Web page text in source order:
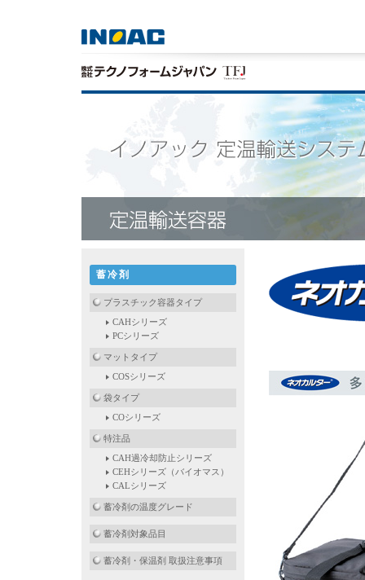
蓄冷剤
プラスチック容器タイプ
CAHシリーズ
PCシリーズ
マットタイプ
COSシリーズ
袋タイプ
COシリーズ
特注品
CAH過冷却防止シリーズ
CEHシリーズ（バイオマス）
CALシリーズ
蓄冷剤の温度グレード
蓄冷剤対象品目
蓄冷剤・保温剤 取扱注意事項